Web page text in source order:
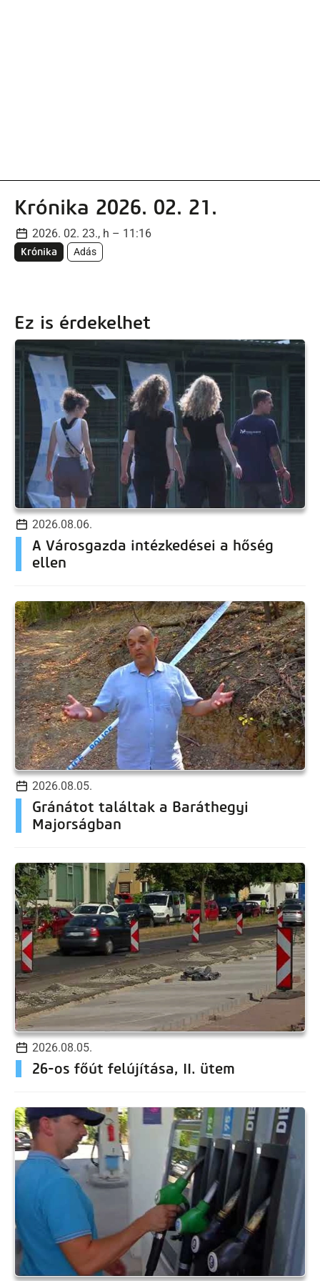
Krónika 2026. 02. 21.
2026. 02. 23., h – 11:16
Krónika Adás
Ez is érdekelhet
2026.08.06.
A Városgazda intézkedései a hőség
ellen
2026.08.05.
Gránátot találtak a Baráthegyi
Majorságban
2026.08.05.
26-os főút felújítása, II. ütem